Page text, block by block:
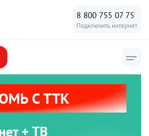
8 800 755 07 75
Подключить интернет
С ТТК
+ ТВ